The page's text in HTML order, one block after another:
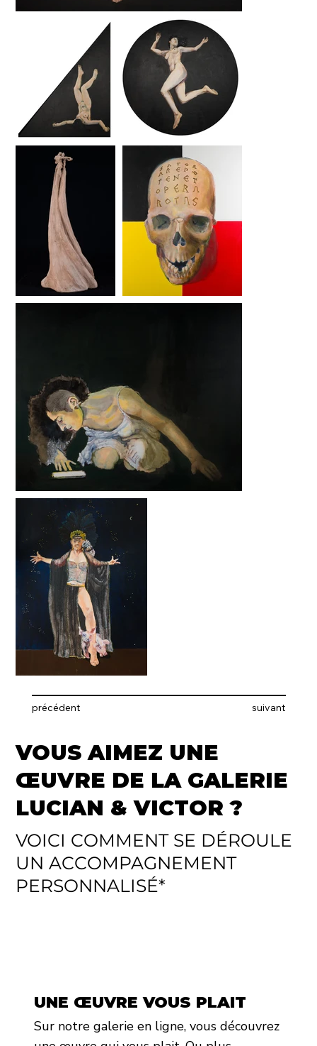
précédent suivant
VOUS AIMEZ UNE
ŒUVRE DE LA GALERIE
LUCIAN & VICTOR ?
VOICI COMMENT SE DÉROULE
UN ACCOMPAGNEMENT
PERSONNALISÉ*
UNE ŒUVRE VOUS PLAIT
Sur notre galerie en ligne, vous découvrez